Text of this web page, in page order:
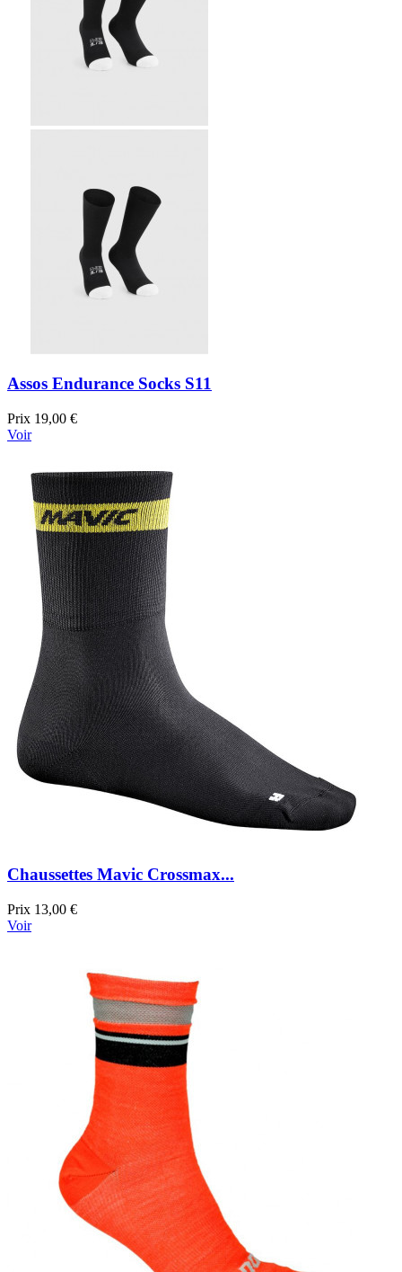
Assos Endurance Socks S11
Prix 19,00 €
Voir
Chaussettes Mavic Crossmax...
Prix 13,00 €
Voir